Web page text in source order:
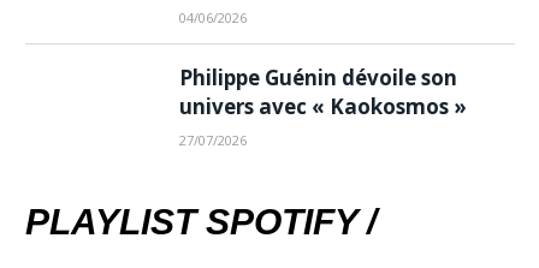
04/06/2026
Philippe Guénin dévoile son
univers avec « Kaokosmos »
27/07/2026
PLAYLIST SPOTIFY /